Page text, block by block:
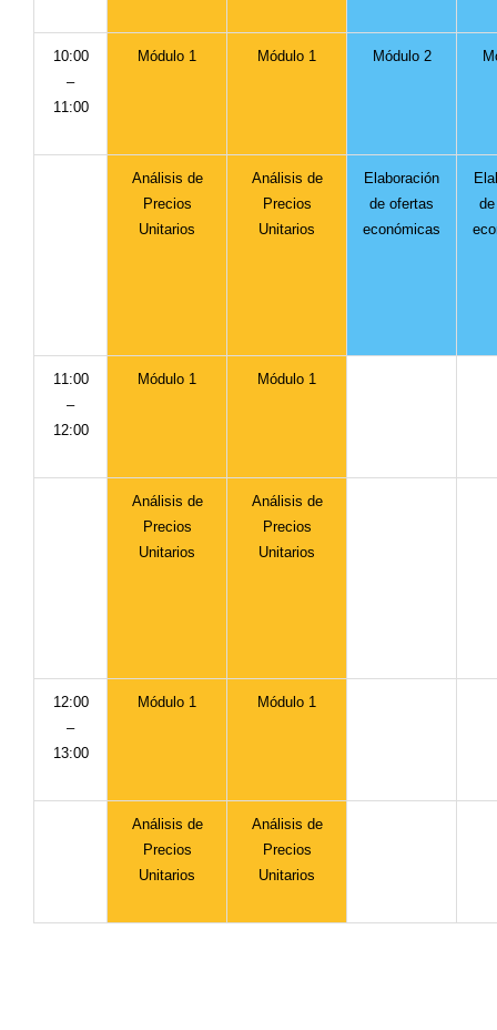
10:00
–
11:00
Módulo 1 Módulo 1 Módulo 2
Análisis de
Precios
Unitarios
Análisis de
Precios
Unitarios
Elaboración
de ofertas
económicas
11:00
–
12:00
Módulo 1 Módulo 1
Análisis de
Precios
Unitarios
Análisis de
Precios
Unitarios
12:00
–
13:00
Módulo 1 Módulo 1
Análisis de
Precios
Unitarios
Análisis de
Precios
Unitarios